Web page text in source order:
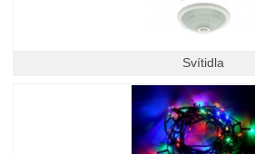
Svítidla